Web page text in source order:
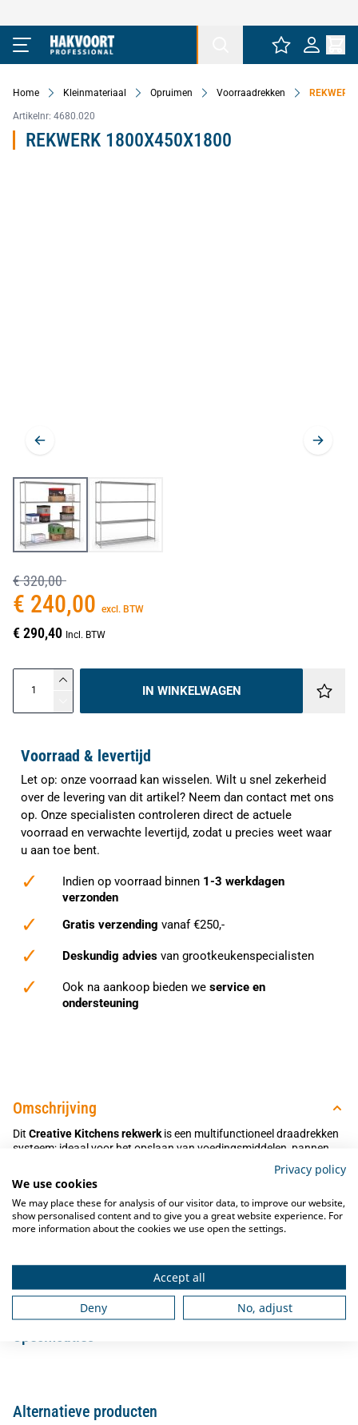
Ga naar de inhoud
Home Kleinmateriaal Opruimen Voorraadrekken
Artikelnr: 4680.020
REKWERK 1800X450X1800
€ 320,00
€ 240,00 excl. BTW
€ 290,40 Incl. BTW
IN WINKELWAGEN
Voorraad & levertijd
Let op: onze voorraad kan wisselen. Wilt u snel zekerheid
over de levering van dit artikel? Neem dan contact met ons
op. Onze specialisten controleren direct de actuele
voorraad en verwachte levertijd, zodat u precies weet waar
u aan toe bent.
✓ Indien op voorraad binnen 1-3 werkdagen
verzonden
✓ Gratis verzending vanaf €250,-
✓ Deskundig advies van grootkeukenspecialisten
✓ Ook na aankoop bieden we service en
ondersteuning
Omschrijving
Dit Creative Kitchens rekwerkis een multifunctioneel draadrekken
systeem; ideaal voor het opslaan van voedingsmiddelen, pannen,
handomdraai extra opslagruimte met deze draadstellingen van
verchroomd staal. Bovendien is dit rekwerk NSF gecertificeerd.
De afmeting van deze draadstelling is 1800 x 450 x 1800 mm. Elk
van de vier schappen heeft een draagvermogen van 250 kg.
Alternatieve producten
Privacy policy
We use cookies
We may place these for analysis of our visitor data, to improve our website,
show personalised content and to give you a great website experience. For
more information about the cookies we use open the settings.
Accept all
Deny
No, adjust